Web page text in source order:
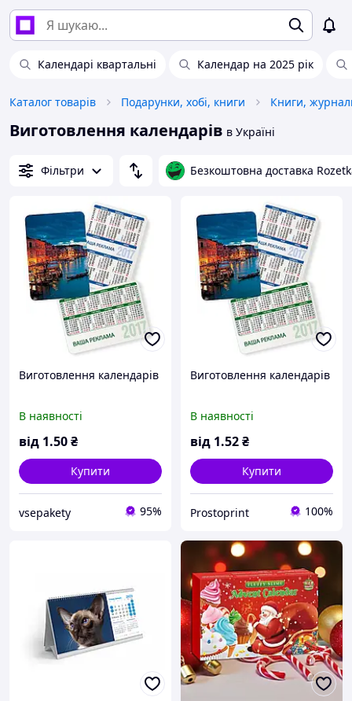
Календарі квартальні Календар на 2025 рік
Каталог товарів Подарунки, хобі, книги
Виготовлення календарів в Україні
Фільтри Безкоштовна доставка
Виготовлення календарів
В наявності
від 1.50₴
Купити
vsepakety 95%
Виготовлення календарів
В наявності
від 1.52₴
Купити
Prostoprint 100%